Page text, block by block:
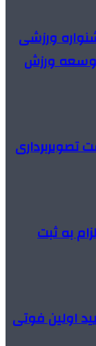
در جشنواره ورزشی
ورزش
تصویربرداری
به ثبت
اولین فوتی‌